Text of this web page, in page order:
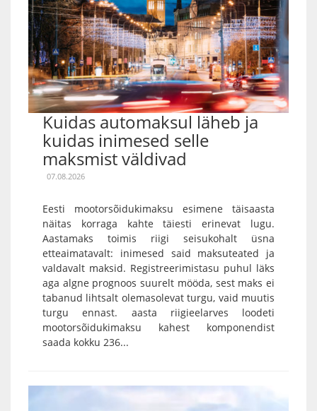
Kuidas automaksul läheb ja
kuidas inimesed selle
maksmist väldivad
07.08.2026
Eesti mootorsõidukimaksu esimene täisaasta
näitas korraga kahte täiesti erinevat lugu.
Aastamaks toimis riigi seisukohalt üsna
etteaimatavalt: inimesed said maksuteated ja
valdavalt maksid. Registreerimistasu puhul läks
aga algne prognoos suurelt mööda, sest maks ei
tabanud lihtsalt olemasolevat turgu, vaid muutis
turgu ennast. aasta riigieelarves loodeti
mootorsõidukimaksu kahest komponendist
saada kokku 236...